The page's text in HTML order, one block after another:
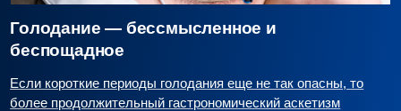
Голодание — бессмысленное и
беспощадное
Если короткие периоды голодания еще не так опасны, то
более продолжительный гастрономический аскетизм